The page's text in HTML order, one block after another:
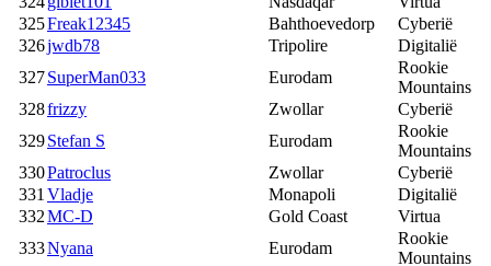
325Freak12345 Bahthoevedorp
Cyberië
326jwdb78 Tripolire
Digitalië
327SuperMan033 Eurodam
Rookie
Mountains
328frizzy Zwollar
Cyberië
329Stefan S Eurodam
Rookie
Mountains
330Patroclus Zwollar
Cyberië
331Vladje Monapoli
Digitalië
332MC-D Gold Coast
Virtua
333Nyana Eurodam
Rookie
Mountains